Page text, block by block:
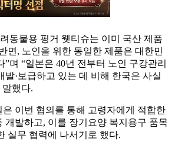
동물용 핑거 웻티슈는 이미 국산 제품
면, 노인을 위한 동일한 제품은 대한민
며 “일본은 40년 전부터 노인 구강관리
발·보급하고 있는 데 비해 한국은 사실
말했다.
이번 협의를 통해 고령자에게 적합한
개발하고, 이를 장기요양 복지용구 품목
실무 협력에 나서기로 했다.